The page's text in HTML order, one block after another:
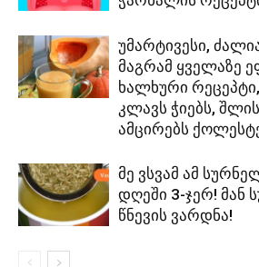
უმარტივესი,
მაგრამ ყველაზე
ხალხური
კლავს ჭიებს,
ამცირებს
მე ვსვამ ამ
დღეში 3-ჯერ! მან
წნევის ვარდნა!